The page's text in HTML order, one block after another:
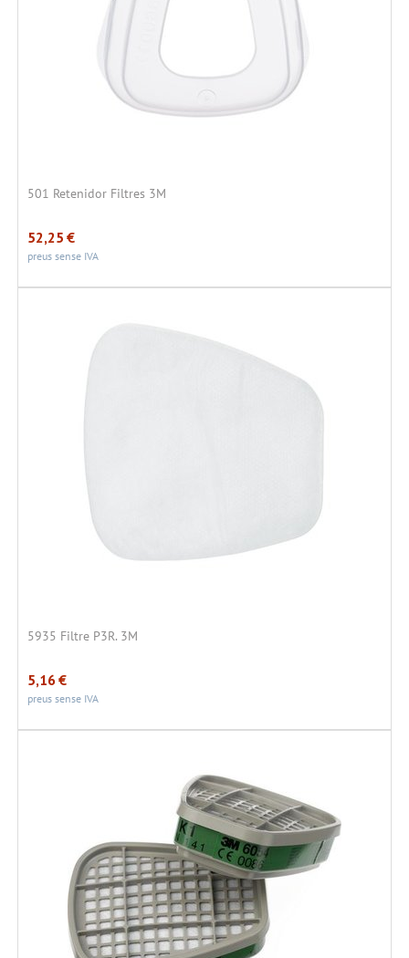
501 Retenidor Filtres 3M
52,25 €
preus sense IVA
5935 Filtre P3R. 3M
5,16€
preus sense IVA